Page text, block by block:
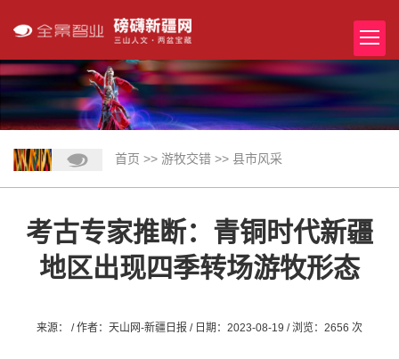
首页 >> 游牧交错 >> 县市风采
考古专家推断：青铜时代新疆
地区出现四季转场游牧形态
来源： / 作者：天山网-新疆日报 / 日期：2023-08-19 / 浏览：2656 次